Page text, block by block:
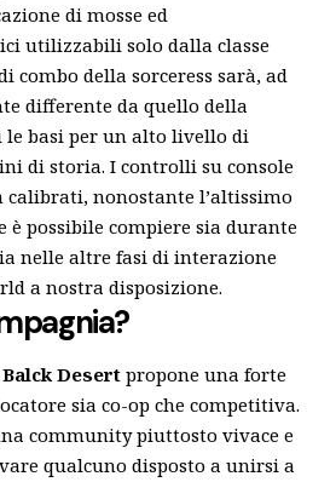
di mosse ed
utilizzabili solo dalla classe
combo della sorceress sarà, ad
differente da quello della
le basi per un alto livello di
di storia. I controlli su console
nonostante l’altissimo
è possibile compiere sia durante
nelle altre fasi di interazione
a nostra disposizione.
Balck Desert propone una forte
sia co-op che competitiva.
community piuttosto vivace e
qualcuno disposto a unirsi a